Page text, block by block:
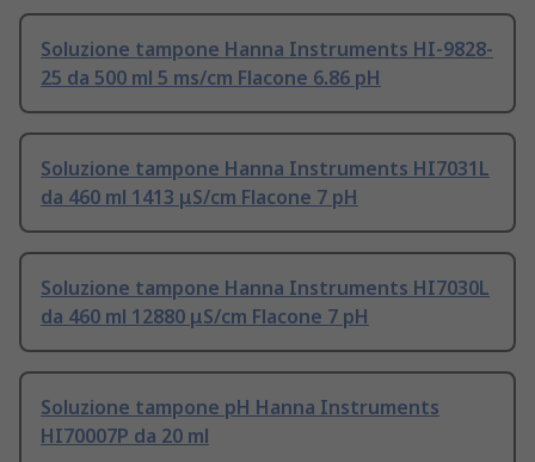
Soluzione tampone Hanna Instruments HI-9828-
25 da 500 ml 5 ms/cm Flacone 6.86 pH
Soluzione tampone Hanna Instruments HI7031L
da 460 ml 1413 μS/cm Flacone 7 pH
Soluzione tampone Hanna Instruments HI7030L
da 460 ml 12880 μS/cm Flacone 7 pH
Soluzione tampone pH Hanna Instruments
HI70007P da 20 ml